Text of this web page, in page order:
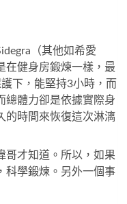
（其他如希愛
在健身房鍛煉一樣，最
下，能堅持3小時，而
總體力卻是依據實際身
的時間來恢復這次淋漓
哥才知道。所以，如果
科學鍛煉。另外一個事